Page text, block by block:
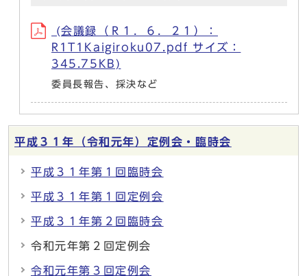
(会議録（Ｒ１．６．２１）：
R1T1Kaigiroku07.pdf サイズ：
345.75KB)
委員長報告、採決など
平成３１年（令和元年）定例会・臨時会
平成３１年第１回臨時会
平成３１年第１回定例会
平成３１年第２回臨時会
令和元年第２回定例会
令和元年第３回定例会